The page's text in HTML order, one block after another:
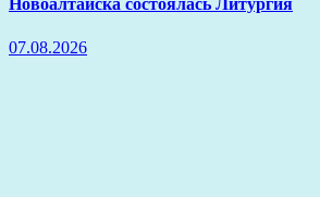
Новоалтайска состоялась Литургия
07.08.2026